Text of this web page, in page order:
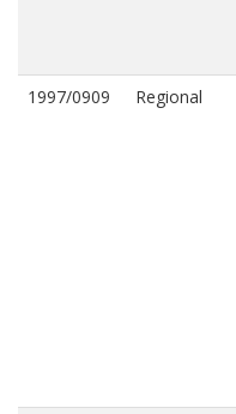
1997/0909 Regional